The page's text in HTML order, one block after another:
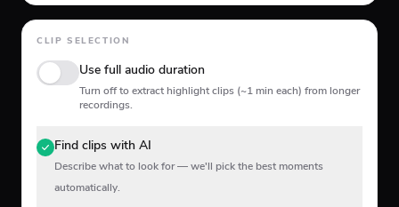
CLIP SELECTION
Use full audio duration
Turn off to extract highlight clips (~1 min each) from longer
recordings.
Find clips with AI
Describe what to look for — we'll pick the best moments
automatically.